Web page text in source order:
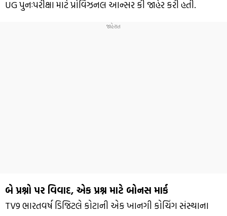
UG પુનઃપરીક્ષા માટે પ્રોવિઝનલ આન્સર કી જાહેર કરી હતી.
બે પ્રશ્નો પર વિવાદ, એક પ્રશ્ન માટે બોનસ માર્ક
TV9 ભારતવર્ષ ડિજિટલે કોટાની એક ખાનગી કોચિંગ સંસ્થાના